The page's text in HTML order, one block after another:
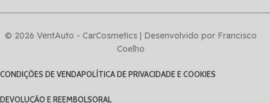
© 2026 VentAuto - CarCosmetics | Desenvolvido por Francisco
Coelho
CONDIÇÕES DE VENDAPOLÍTICA DE PRIVACIDADE E COOKIES
DEVOLUÇÃO E REEMBOLSORAL